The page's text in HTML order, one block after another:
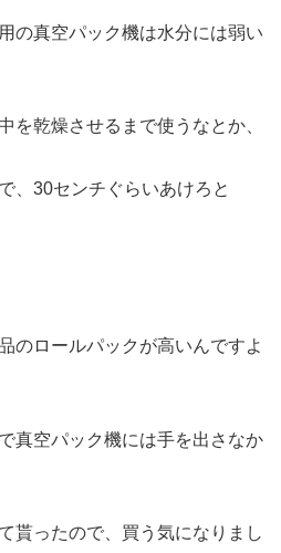
の真空パック機は水分には弱い
を乾燥させるまで使うなとか、
、30センチぐらいあけろと
のロールパックが高いんですよ
真空パック機には手を出さなか
貰ったので、買う気になりまし